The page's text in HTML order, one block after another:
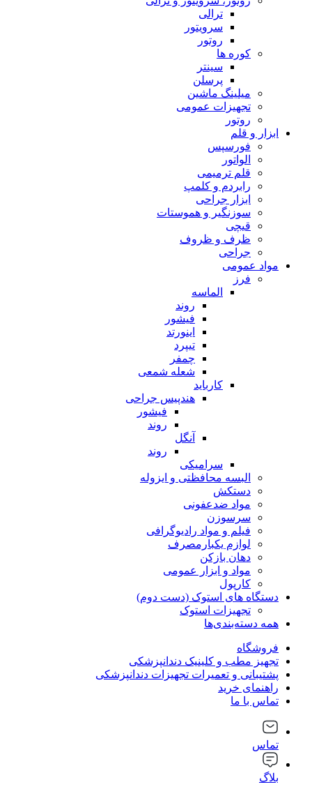
ترالی
سرویتور
روتور
کوره ها
سینتر
پرسلن
میلینگ ماشین
تجهیزات عمومی
روتور
ابزار و قلم
فورسپس
الواتور
قلم ترمیمی
رابردم و کلمپ
ابزار جراحی
سوزنگیر و هموستات
قیچی
ظرف و ظروف
جراحی
مواد عمومی
فرز
الماسه
روند
فیشور
اینورتد
تیپرد
چمفر
شعله شمعی
کارباید
هندپیس جراحی
فیشور
روند
آنگل
روند
سرامیکی
البسه محافظتی و ایزوله
دستکش
مواد ضدعفونی
سرسوزن
فیلم و مواد رادیوگرافی
لوازم یکبارمصرف
دهان بازکن
مواد و ابزار عمومی
کارپول
دستگاه های استوک (دست دوم)
تجهیزات استوک
همه دسته‌بندی‌ها
فروشگاه
تجهیز مطب و کلینیک دندانپزشکی
پشتیبانی و تعمیرات تجهیزات دندانپزشکی
راهنمای خرید
تماس با ما
تماس
بلاگ